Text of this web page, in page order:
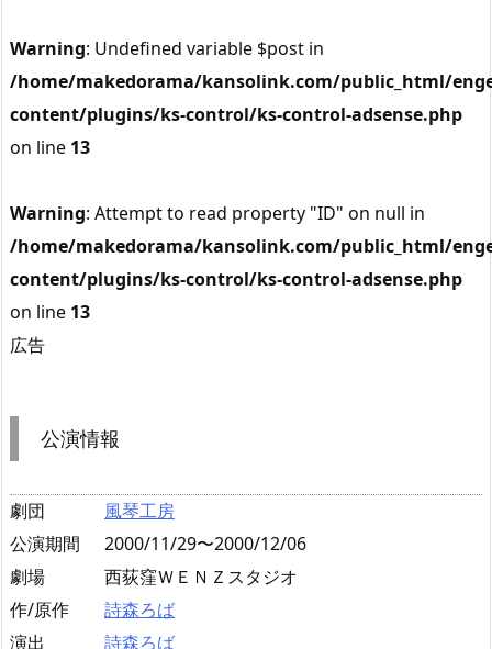
Warning: Undefined variable $post in
/home/makedorama/kansolink.com/public_html/
content/plugins/ks-control/ks-control-adsense.php
on line 13
Warning: Attempt to read property "ID" on null in
/home/makedorama/kansolink.com/public_html/
content/plugins/ks-control/ks-control-adsense.php
on line 13
広告
公演情報
劇団
風琴工房
公演期間
2000/11/29〜2000/12/06
劇場
西荻窪ＷＥＮＺスタジオ
作/原作
詩森ろば
演出
詩森ろば